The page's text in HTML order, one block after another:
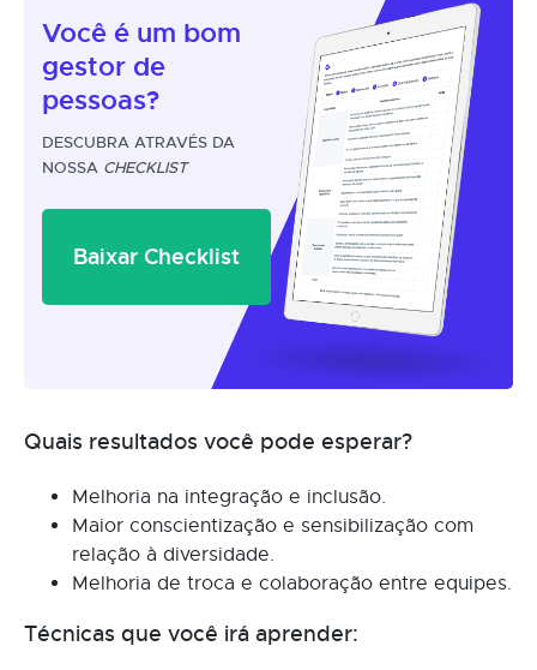
Você é um bom
gestor de
pessoas?
DESCUBRA ATRAVÉS DA
NOSSA CHECKLIST
Baixar Checklist
Quais resultados você pode esperar?
Melhoria na integração e inclusão.
Maior conscientização e sensibilização com
relação à diversidade.
Melhoria de troca e colaboração entre equipes.
Técnicas que você irá aprender: